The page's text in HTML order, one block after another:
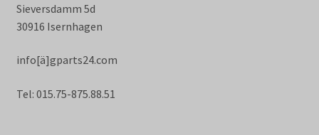
Sieversdamm 5d
30916 Isernhagen
info[ä]gparts24.com
Tel: 015.75-875.88.51